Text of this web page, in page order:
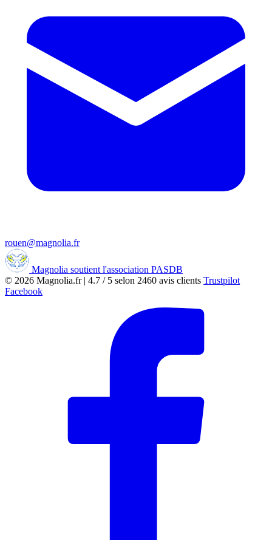
rouen@magnolia.fr
Magnolia soutient l'association PASDB
© 2026 Magnolia.fr| 4.7 / 5 selon 2460 avis clients Trustpilot
Facebook